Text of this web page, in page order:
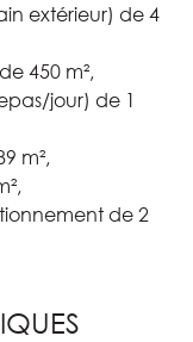
extérieur) de 4
450 m²,
jour) de 1
m²,
de 2